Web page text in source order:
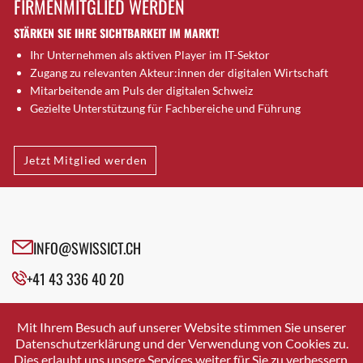
Brütten
Bubendorf
Bubikon
Buchs (SG)
Burgdorf
Bülach
Cazis
Cham
Davos Platz
Davos Platz 1
Dietikon
Dietlikon
FIRMENMITGLIED WERDEN
STÄRKEN SIE IHRE SICHTBARKEIT IM MARKT!
Ihr Unternehmen als aktiven Player im IT-Sektor
Zugang zu relevanten Akteur:innen der digitalen Wirtschaft
Mitarbeitende am Puls der digitalen Schweiz
Gezielte Unterstützung für Fachbereiche und Führung
Jetzt Mitglied werden
INFO@SWISSICT.CH
+41 43 336 40 20
SWISSICT
VULKANSTRASSE 120
8048 ZURICH
Mit Ihrem Besuch auf unserer Website stimmen Sie unserer
Datenschutzerklärung und der Verwendung von Cookies zu.
Dies erlaubt uns unsere Services weiter für Sie zu verbessern.